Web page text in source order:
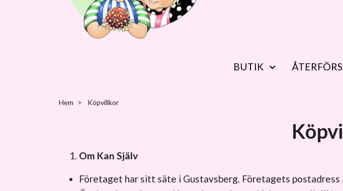
BUTIK
Hem Köpvillkor
Om Kan Själv
Företaget har sitt säte i Gustavsberg. Företagets